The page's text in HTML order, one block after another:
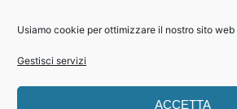
Usiamo cookie per ottimizzare il nostro sito
Gestisci servizi
ACCETTA
CERCA NEL SITO